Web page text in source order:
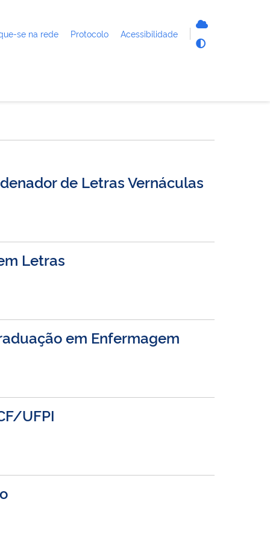
se na rede Protocolo Acessibilidade
de Letras Vernáculas
Letras
em Enfermagem
UFPI